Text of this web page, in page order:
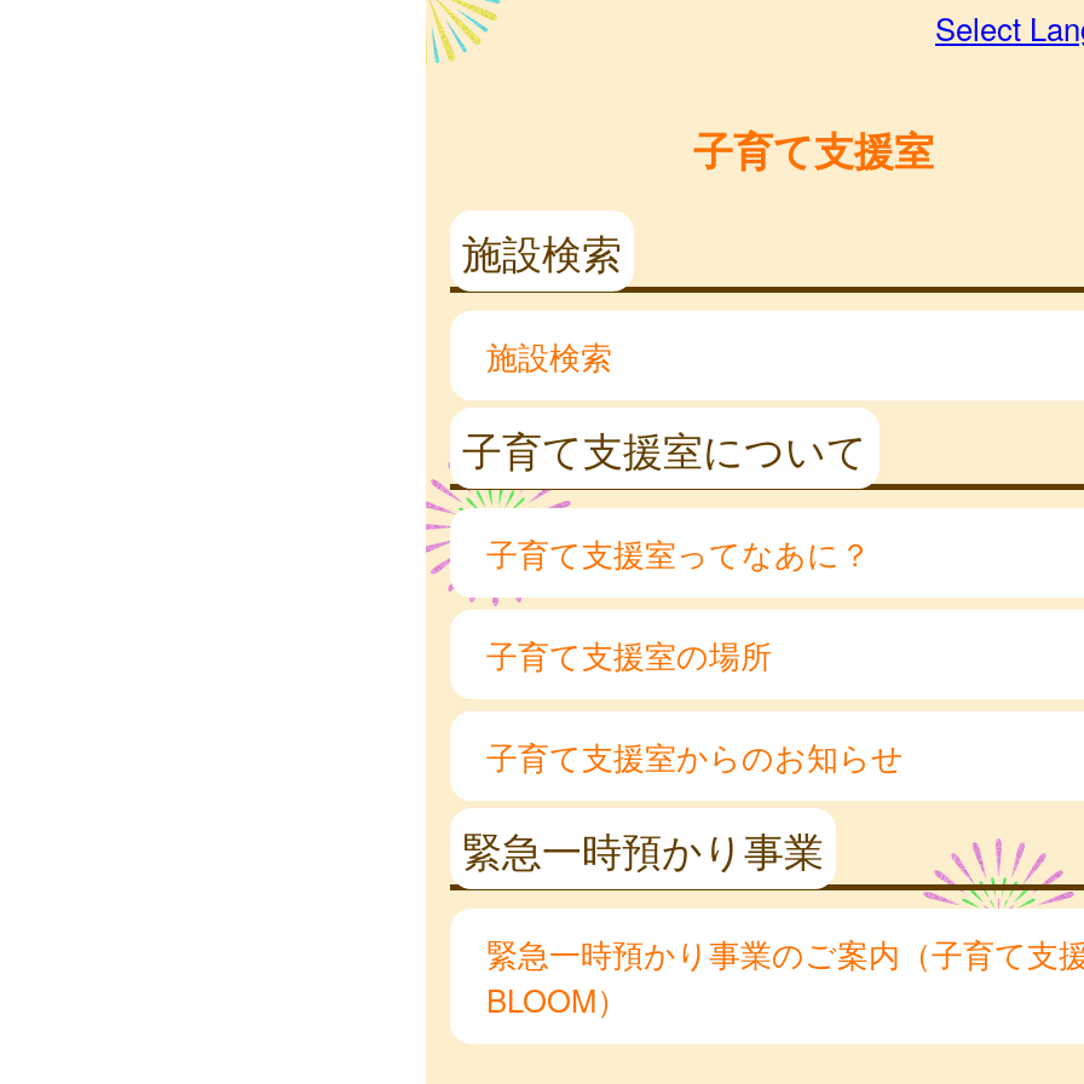
Select
子育て支援室
施設検索
施設検索
子育て支援室について
子育て支援室ってなあに？
子育て支援室の場所
子育て支援室からのお知らせ
緊急一時預かり事業
緊急一時預かり事業のご案内（子育て支
BLOOM）